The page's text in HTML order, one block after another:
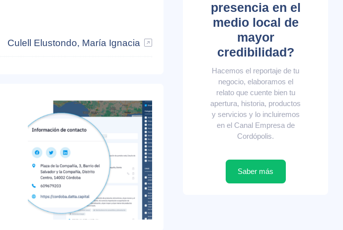
Culell Elustondo, María Ignacia
presencia en el
medio local de
mayor
credibilidad?
Hacemos el reportaje de tu
negocio, elaboramos el
relato que cuente bien tu
apertura, historia, productos
y servicios y lo incluiremos
en el Canal Empresa de
Cordópolis.
Saber más